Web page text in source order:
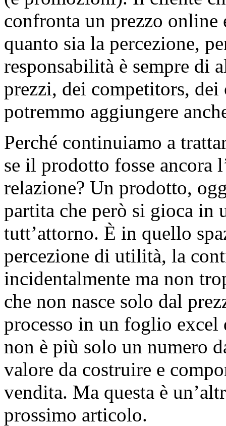
confronta un prezzo online
quanto sia la percezione,
responsabilità è sempre di
prezzi, dei competitors, dei
potremmo aggiungere
Perché continuiamo a
se il prodotto fosse ancora
relazione? Un prodotto,
partita che però si gioca in
tutt’attorno. È in quello
percezione di utilità, la
incidentalmente ma non
che non nasce solo dal
processo in un foglio excel
non è più solo un numero
valore da costruire e
vendita. Ma questa è
prossimo articolo.